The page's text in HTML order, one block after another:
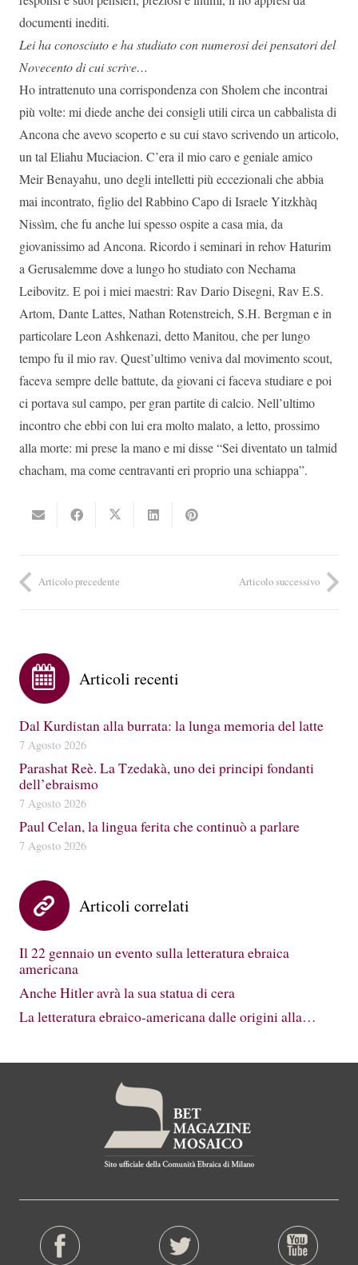
documenti inediti.
Lei ha conosciuto e ha studiato con numerosi dei pensatori del
Novecento di cui scrive…
Ho intrattenuto una corrispondenza con Sholem che incontrai
più volte: mi diede anche dei consigli utili circa un cabbalista di
Ancona che avevo scoperto e su cui stavo scrivendo un articolo,
un tal Eliahu Muciacion. C’era il mio caro e geniale amico
Meir Benayahu, uno degli intelletti più eccezionali che abbia
mai incontrato, figlio del Rabbino Capo di Israele Yitzkhàq
Nissìm, che fu anche lui spesso ospite a casa mia, da
giovanissimo ad Ancona. Ricordo i seminari in rehov Haturim
a Gerusalemme dove a lungo ho studiato con Nechama
Leibovitz. E poi i miei maestri: Rav Dario Disegni, Rav E.S.
Artom, Dante Lattes, Nathan Rotenstreich, S.H. Bergman e in
particolare Leon Ashkenazi, detto Manitou, che per lungo
tempo fu il mio rav. Quest’ultimo veniva dal movimento scout,
faceva sempre delle battute, da giovani ci faceva studiare e poi
ci portava sul campo, per gran partite di calcio. Nell’ultimo
incontro che ebbi con lui era molto malato, a letto, prossimo
alla morte: mi prese la mano e mi disse “Sei diventato un talmid
chacham, ma come centravanti eri proprio una schiappa”.
Articolo precedente Articolo successivo
Articoli recenti
Dal Kurdistan alla burrata: la lunga memoria del latte
7 Agosto 2026
Parashat Reè. La Tzedakà, uno dei principi fondanti
dell’ebraismo
7 Agosto 2026
Paul Celan, la lingua ferita che continuò a parlare
7 Agosto 2026
Articoli correlati
Il 22 gennaio un evento sulla letteratura ebraica
americana
Anche Hitler avrà la sua statua di cera
La letteratura ebraico-americana dalle origini alla…